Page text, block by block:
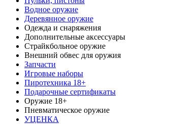
Водное оружие
Деревянное оружие
Одежда и снаряжения
Дополнительные аксессуары
Страйкбольное оружие
Внешний обвес для оружия
Запчасти
Игровые наборы
Пиротехника 18+
Подарочные сертификаты
Оружие 18+
Пневматическое оружие
УЦЕНКА